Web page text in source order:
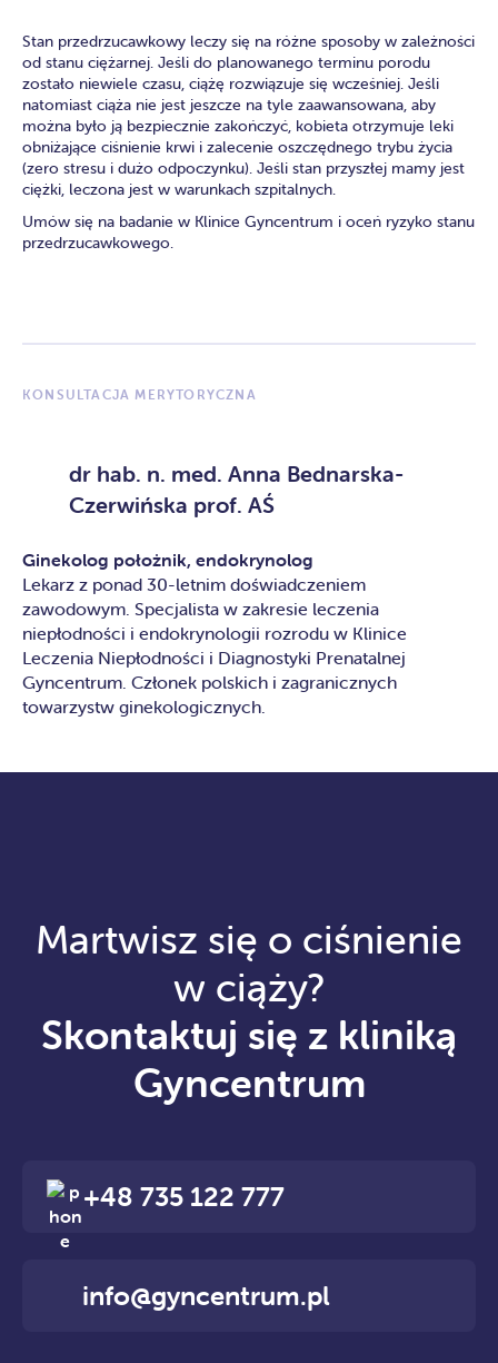
Stan przedrzucawkowy leczy się na różne sposoby w zależności
od stanu ciężarnej. Jeśli do planowanego terminu porodu
zostało niewiele czasu, ciążę rozwiązuje się wcześniej. Jeśli
natomiast ciąża nie jest jeszcze na tyle zaawansowana, aby
można było ją bezpiecznie zakończyć, kobieta otrzymuje leki
obniżające ciśnienie krwi i zalecenie oszczędnego trybu życia
(zero stresu i dużo odpoczynku). Jeśli stan przyszłej mamy jest
ciężki, leczona jest w warunkach szpitalnych.
Umów się na badanie w Klinice Gyncentrum i oceń ryzyko stanu
przedrzucawkowego.
KONSULTACJA MERYTORYCZNA
dr hab. n. med. Anna Bednarska-
Czerwińska prof. AŚ
Ginekolog położnik, endokrynolog
Lekarz z ponad 30-letnim doświadczeniem
zawodowym. Specjalista w zakresie leczenia
niepłodności i endokrynologii rozrodu w Klinice
Leczenia Niepłodności i Diagnostyki Prenatalnej
Gyncentrum. Członek polskich i zagranicznych
towarzystw ginekologicznych.
Martwisz się o ciśnienie
w ciąży?
Skontaktuj się z kliniką
Gyncentrum
+48 735 122 777
info@gyncentrum.pl